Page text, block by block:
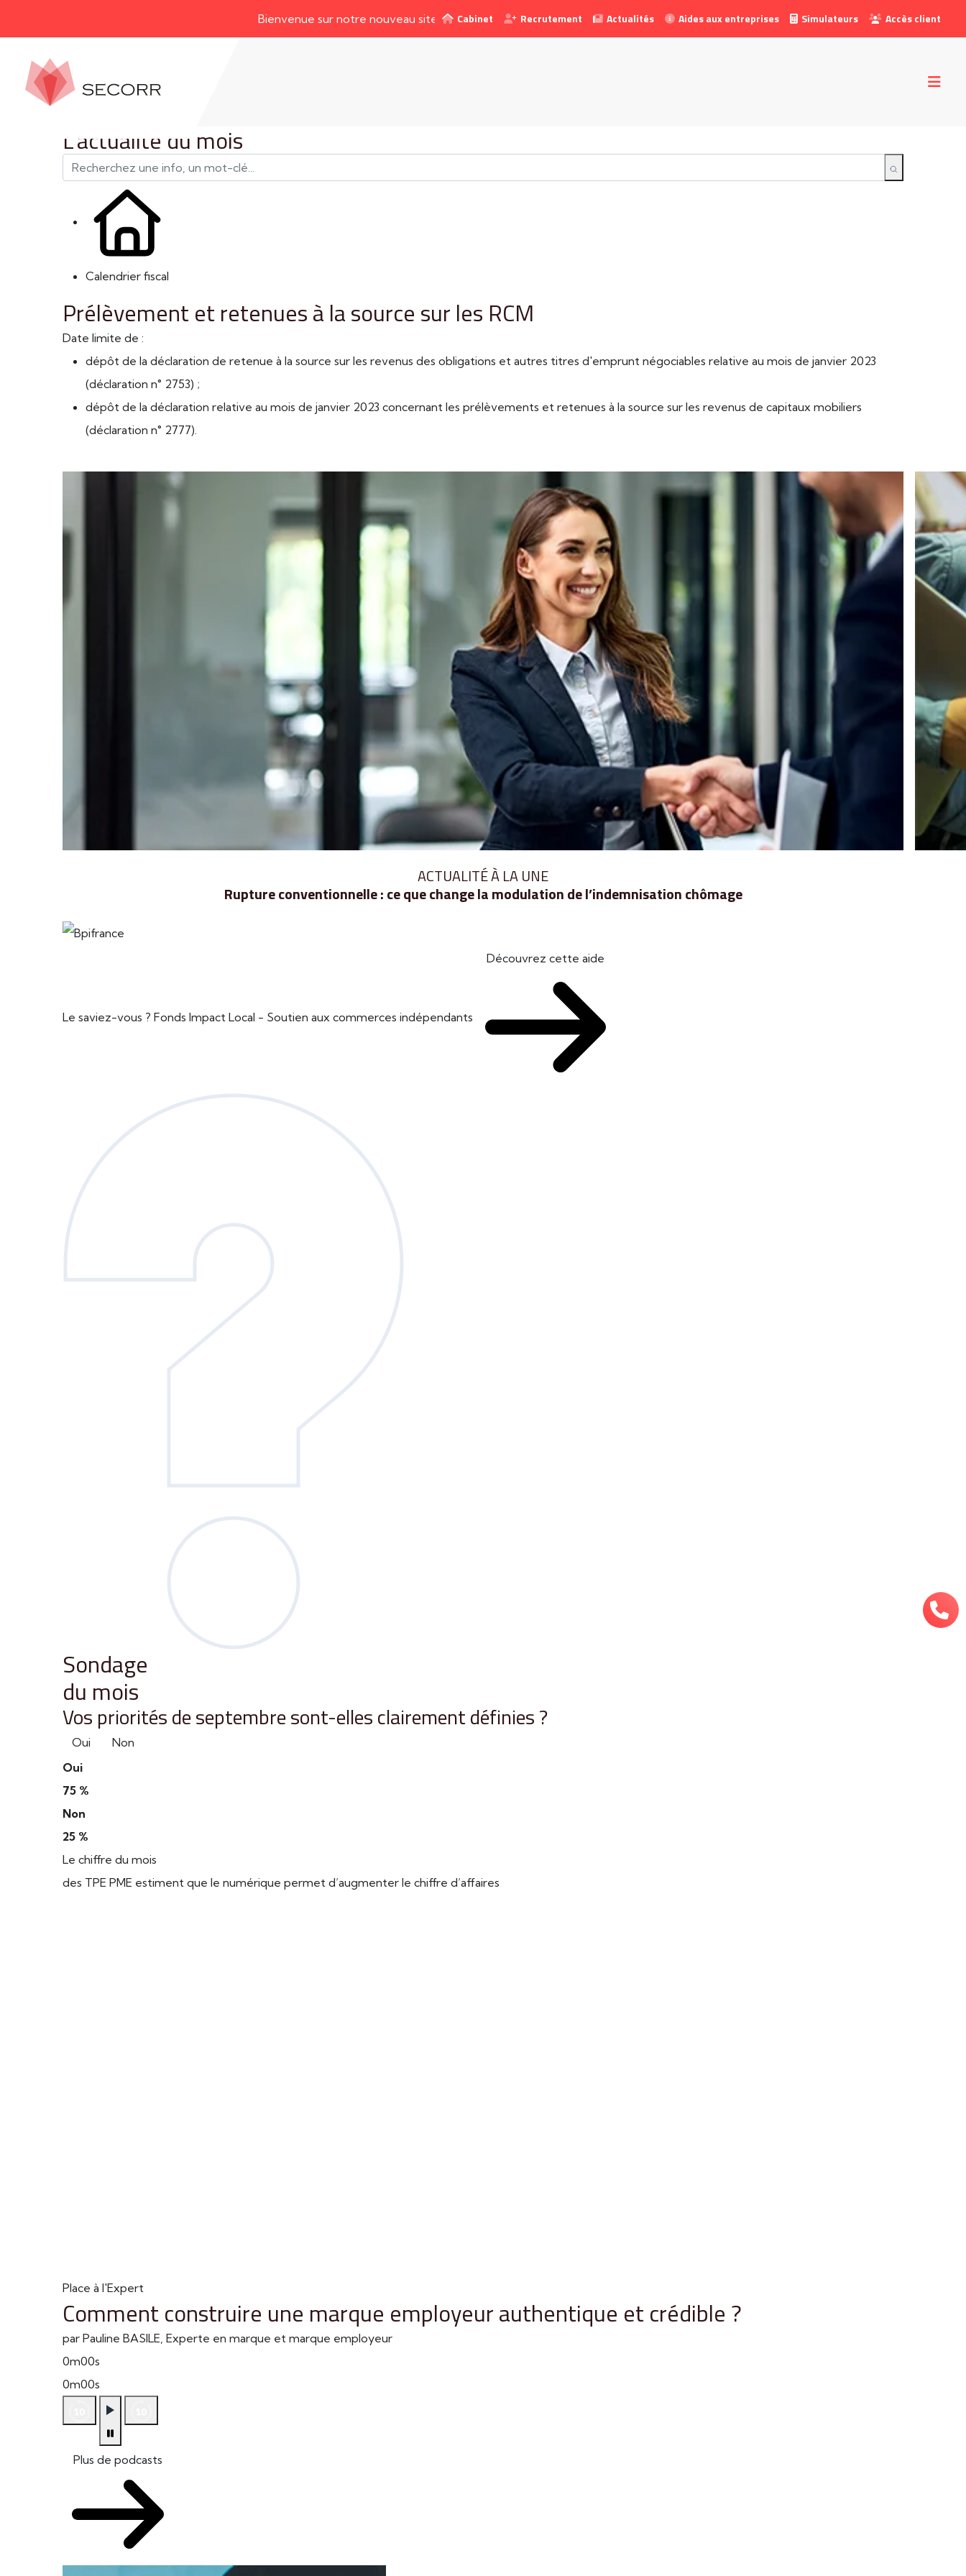
Bienvenue sur notre nouveau site web ! Cabinet Recrutement Actualités Aides aux entreprises Simulateurs Accès client
L'actualité du mois
Calendrier fiscal
Prélèvement et retenues à la source sur les RCM
Date limite de :
dépôt de la déclaration de retenue à la source sur les revenus des obligations et autres titres d'emprunt négociables relative au mois de janvier 2023
(déclaration n° 2753) ;
dépôt de la déclaration relative au mois de janvier 2023 concernant les prélèvements et retenues à la source sur les revenus de capitaux mobiliers
(déclaration n° 2777).
ACTUALITÉ À LA UNE
Rupture conventionnelle : ce que change la modulation de l’indemnisation chômage
Le saviez-vous ? Fonds Impact Local - Soutien aux commerces indépendants
Découvrez cette aide
Sondage
du mois
Vos priorités de septembre sont-elles clairement définies ?
Oui
Non
Oui
75 %
Non
25 %
Le chiffre du mois
des TPE PME estiment que le numérique permet d’augmenter le chiffre d’affaires
Place à l'Expert
Comment construire une marque employeur authentique et crédible ?
par Pauline BASILE, Experte en marque et marque employeur
0m00s
0m00s
Plus de podcasts